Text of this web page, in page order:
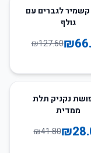
קשמיר לגברים עם
גולף
₪
₪127.60
נקניק תלת
ממדית
₪
₪41.80